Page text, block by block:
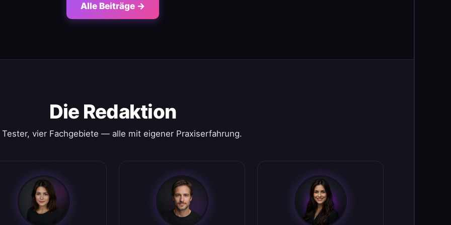
Alle Beiträge →
Die Redaktion
Tester, vier Fachgebiete — alle mit eigener Praxiserfahrung.